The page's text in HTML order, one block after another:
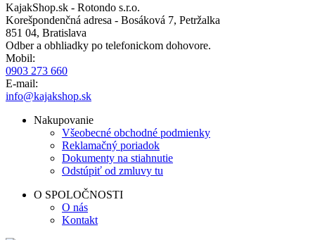
KajakShop.sk - Rotondo s.r.o.
Korešpondenčná adresa - Bosáková 7, Petržalka
851 04, Bratislava
Odber a obhliadky po telefonickom dohovore.
Mobil:
0903 273 660
E-mail:
info@kajakshop.sk
Nakupovanie
Všeobecné obchodné podmienky
Reklamačný poriadok
Dokumenty na stiahnutie
Odstúpiť od zmluvy tu
O SPOLOČNOSTI
O nás
Kontakt